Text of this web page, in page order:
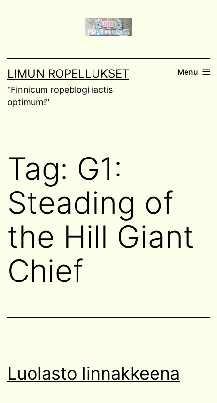
LIMUN ROPELLUKSET
"Finnicum ropeblogi iactis
optimum!"
Menu
Tag: G1:
Steading of
the Hill Giant
Chief
Luolasto linnakkeena